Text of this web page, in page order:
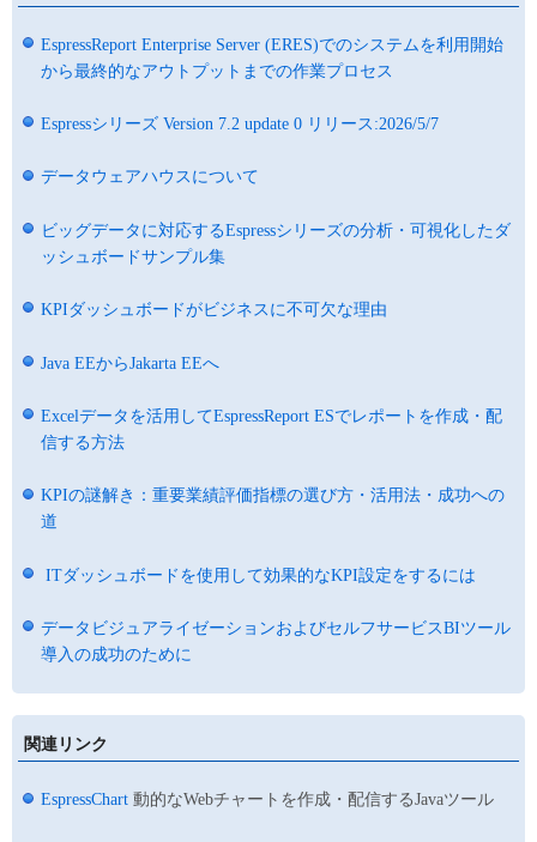
EspressReport Enterprise Server (ERES)でのシステムを利用開始
から最終的なアウトプットまでの作業プロセス
Espressシリーズ Version 7.2 update 0 リリース:2026/5/7
データウェアハウスについて
ビッグデータに対応するEspressシリーズの分析・可視化したダ
ッシュボードサンプル集
KPIダッシュボードがビジネスに不可欠な理由
Java EEからJakarta EEへ
Excelデータを活用してEspressReport ESでレポートを作成・配
信する方法
KPIの謎解き：重要業績評価指標の選び方・活用法・成功への
道
ITダッシュボードを使用して効果的なKPI設定をするには
データビジュアライゼーションおよびセルフサービスBIツール
導入の成功のために
関連リンク
EspressChart 動的なWebチャートを作成・配信するJavaツール